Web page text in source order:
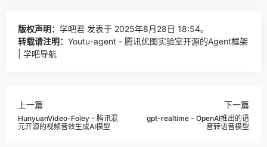
版权声明： 学吧君 发表于 2025年8月28日 18:54。
转载请注明： Youtu-agent - 腾讯优图实验室开源的Agent框架
| 学吧导航
上一篇
HunyuanVideo-Foley - 腾讯混
元开源的视频音效生成AI模型
下一篇
gpt-realtime - OpenAI推出的语
音转语音模型